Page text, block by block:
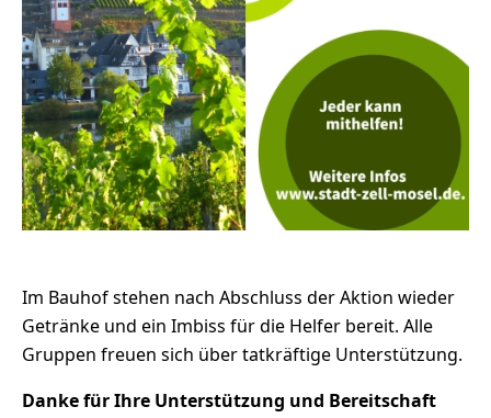
Im Bauhof stehen nach Abschluss der Aktion wieder
Getränke und ein Imbiss für die Helfer bereit. Alle
Gruppen freuen sich über tatkräftige Unterstützung.
Danke für Ihre Unterstützung und Bereitschaft